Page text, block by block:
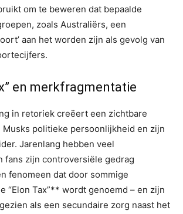
om te beweren dat bepaalde
zoals Australiërs, een
aan het worden zijn als gevolg van
en merkfragmentatie
in retoriek creëert een zichtbare
Musks politieke persoonlijkheid en zijn
Jarenlang hebben veel
fans zijn controversiële gedrag
fenomeen dat door sommige
“Elon Tax”** wordt genoemd – en zijn
als een secundaire zorg naast het